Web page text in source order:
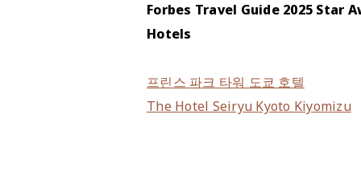
Forbes Travel Guide 2025 Star
Hotels
프린스 파크 타워 도쿄 호텔
The Hotel Seiryu Kyoto Kiyomizu